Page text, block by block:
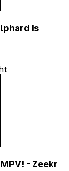
Is
- Zeekr